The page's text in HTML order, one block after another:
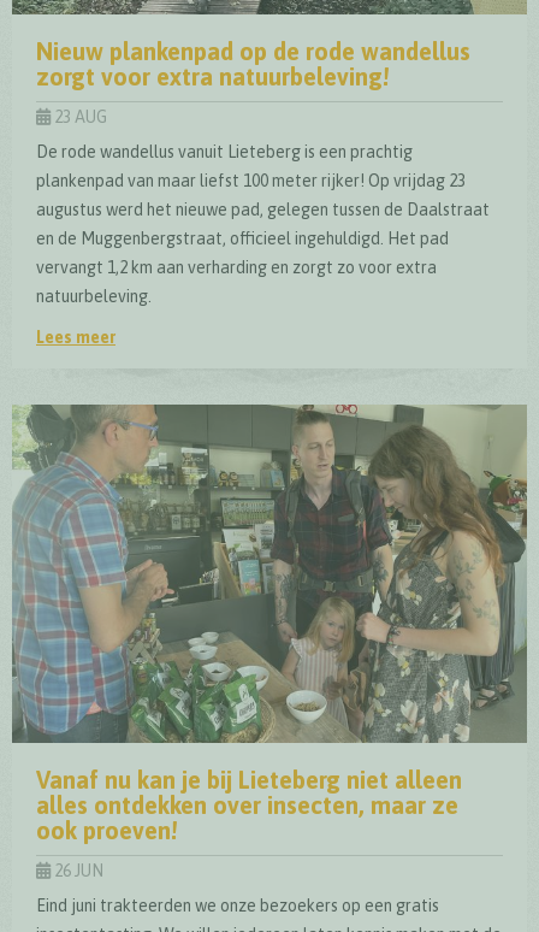
Nieuw plankenpad op de rode wandellus
zorgt voor extra natuurbeleving!
23 AUG
De rode wandellus vanuit Lieteberg is een prachtig
plankenpad van maar liefst 100 meter rijker! Op vrijdag 23
augustus werd het nieuwe pad, gelegen tussen de Daalstraat
en de Muggenbergstraat, officieel ingehuldigd. Het pad
vervangt 1,2 km aan verharding en zorgt zo voor extra
natuurbeleving.
Lees meer
Vanaf nu kan je bij Lieteberg niet alleen
alles ontdekken over insecten, maar ze
ook proeven!
26 JUN
Eind juni trakteerden we onze bezoekers op een gratis